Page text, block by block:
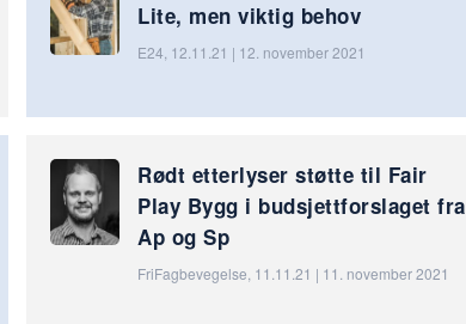
Lite, men viktig behov
E24, 12.11.21 | 12. november 2021
Rødt etterlyser støtte til Fair
Play Bygg i budsjettforslaget fra
Ap og Sp
FriFagbevegelse, 11.11.21 | 11. november 2021